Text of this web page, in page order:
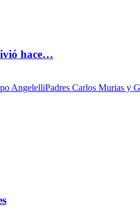
hace…
AngelelliPadres Carlos Murias y